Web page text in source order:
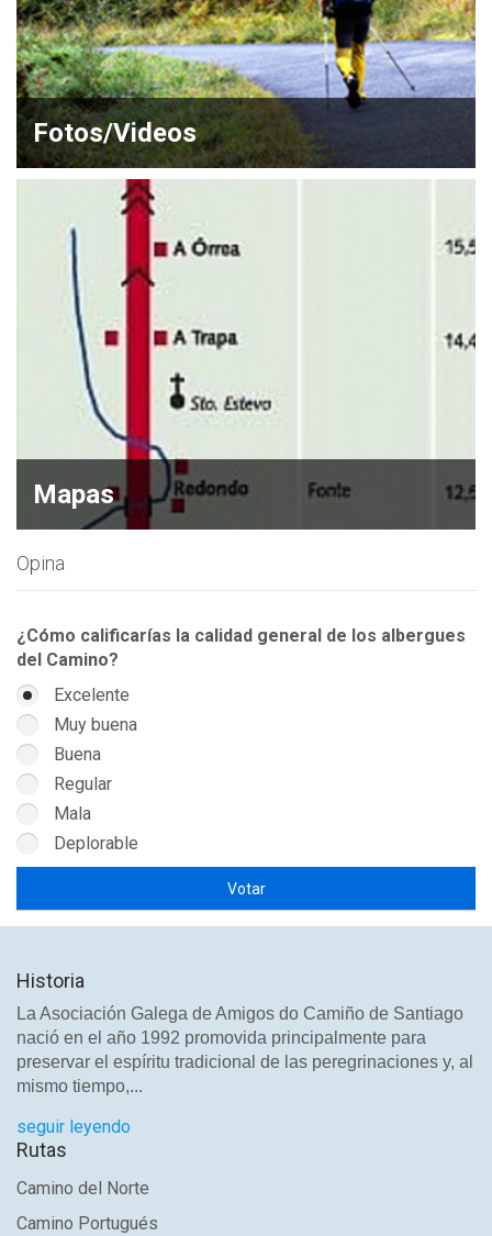
Fotos/Videos
Mapas
Opina
¿Cómo calificarías la calidad general de los albergues
del Camino?
Excelente
Muy buena
Buena
Regular
Mala
Deplorable
Historia
La Asociación Galega de Amigos do Camiño de Santiago
nació en el año 1992 promovida principalmente para
preservar el espíritu tradicional de las peregrinaciones y, al
mismo tiempo,...
seguir leyendo
Rutas
Camino del Norte
Camino Portugués